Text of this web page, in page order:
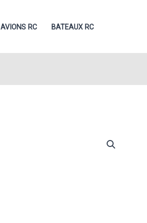
AVIONS RC BATEAUX RC